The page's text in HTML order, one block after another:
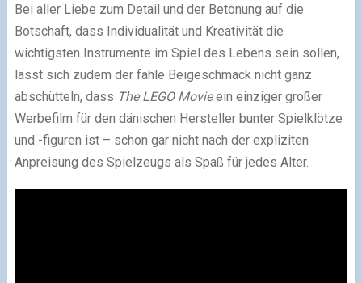
Bei aller Liebe zum Detail und der Betonung auf die
Botschaft, dass Individualität und Kreativität die
wichtigsten Instrumente im Spiel des Lebens sein sollen,
lässt sich zudem der fahle Beigeschmack nicht ganz
abschütteln, dass The LEGO Movieein einziger großer
Werbefilm für den dänischen Hersteller bunter Spielklötze
und -figuren ist – schon gar nicht nach der expliziten
Anpreisung des Spielzeugs als Spaß für jedes Alter.